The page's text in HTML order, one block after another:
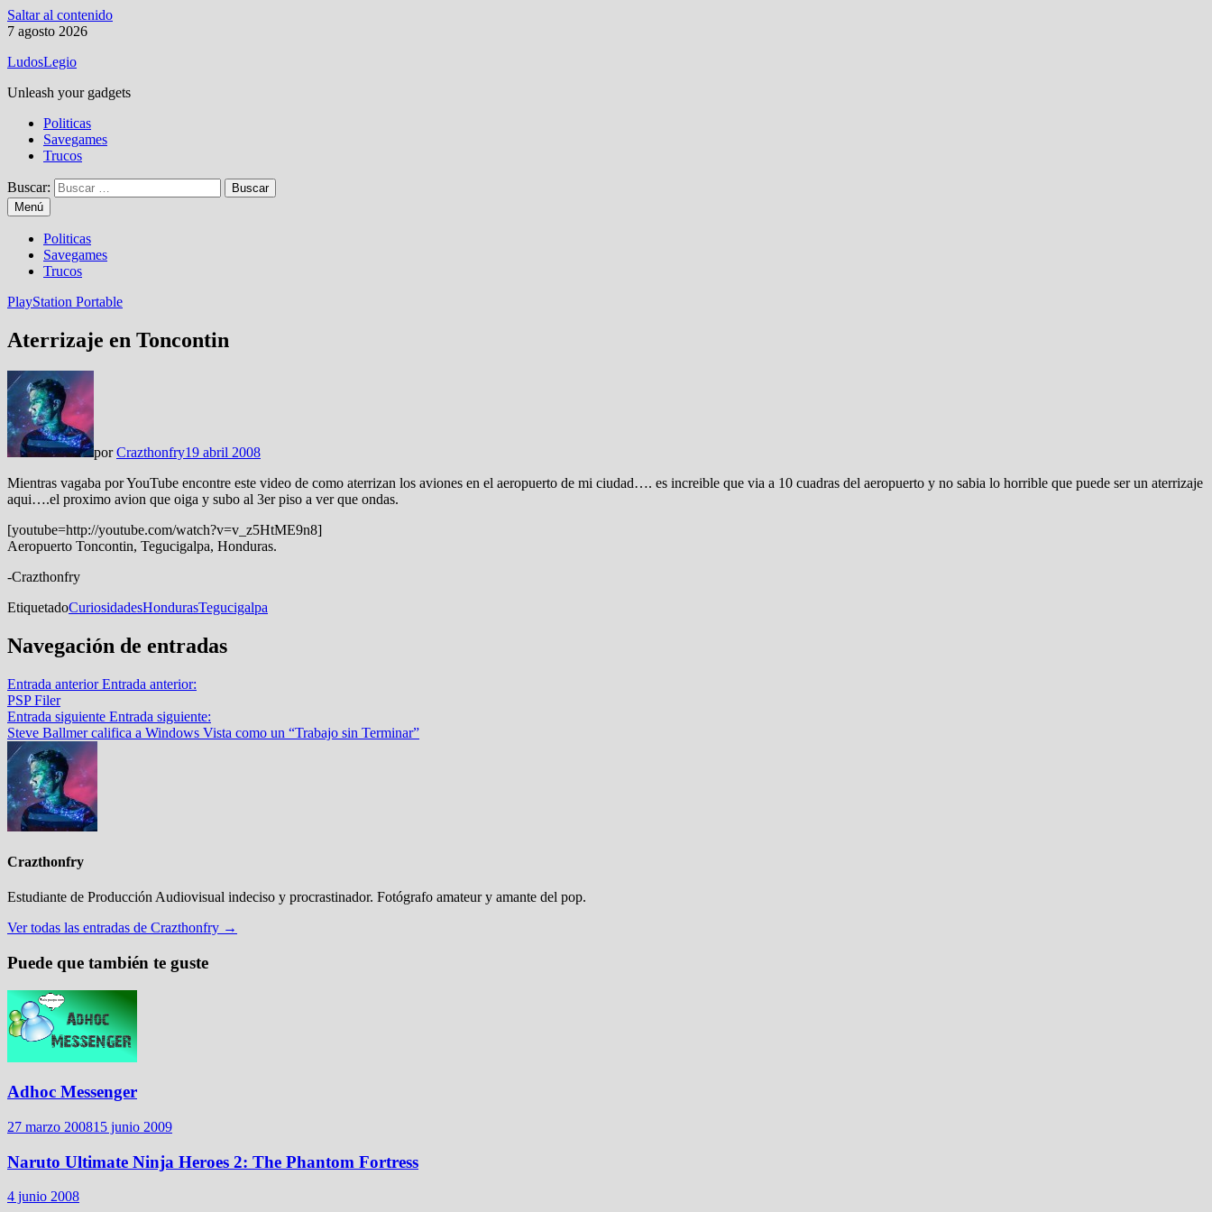
Saltar al contenido
7 agosto 2026
LudosLegio
Unleash your gadgets
Politicas
Savegames
Trucos
Buscar:
Menú
Politicas
Savegames
Trucos
PlayStation Portable
Aterrizaje en Toncontin
porCrazthonfry19 abril 2008
Mientras vagaba por YouTube encontre este video de como aterrizan los aviones en el aeropuerto de mi ciudad…. es increible que via a 10 cuadras del aeropuerto y no sabia lo horrible que puede ser un aterrizaje
aqui….el proximo avion que oiga y subo al 3er piso a ver que ondas.
[youtube=http://youtube.com/watch?v=v_z5HtME9n8]
Aeropuerto Toncontin, Tegucigalpa, Honduras.
-Crazthonfry
EtiquetadoCuriosidadesHondurasTegucigalpa
Navegación de entradas
Entrada anterior Entrada anterior:
PSP Filer
Entrada siguiente Entrada siguiente:
Steve Ballmer califica a Windows Vista como un “Trabajo sin Terminar”
Crazthonfry
Estudiante de Producción Audiovisual indeciso y procrastinador. Fotógrafo amateur y amante del pop.
Ver todas las entradas de Crazthonfry →
Puede que también te guste
Adhoc Messenger
27 marzo 200815 junio 2009
Naruto Ultimate Ninja Heroes 2: The Phantom Fortress
4 junio 2008